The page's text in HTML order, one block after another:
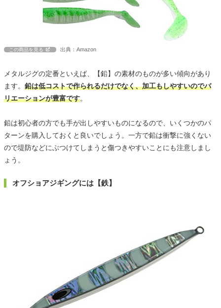
この商品を見る 出典：Amazon
メタルジグの定番といえば、【鉛】の素材のものが多い傾向があり
ます。 鉛は低コストで作られるだけでなく、加工もしやすいのでバ
リエーションが豊富です。
鉛は初心者の方でも手が出しやすいものになるので、いくつかのパ
ターンを購入しておくと良いでしょう。一方で鉛は衝撃に強くない
ので堤防などにぶつけてしまうと傷つきやすいことにも注意しまし
ょう。
オフショアジギングには【鉄】